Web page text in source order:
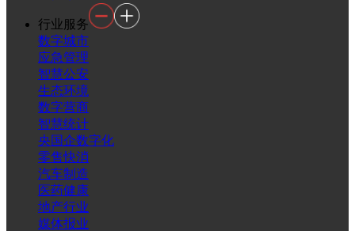
行业服务
数字城市
应急管理
智慧公安
生态环境
数字营商
智慧统计
央国企数字化
零售快消
汽车制造
医药健康
地产行业
媒体报业